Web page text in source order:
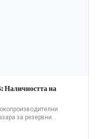
на
за резервни…